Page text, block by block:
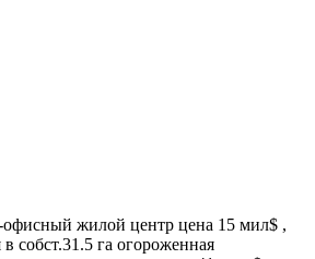
офисный жилой центр цена 15 мил$ ,
собст.31.5 га огороженная